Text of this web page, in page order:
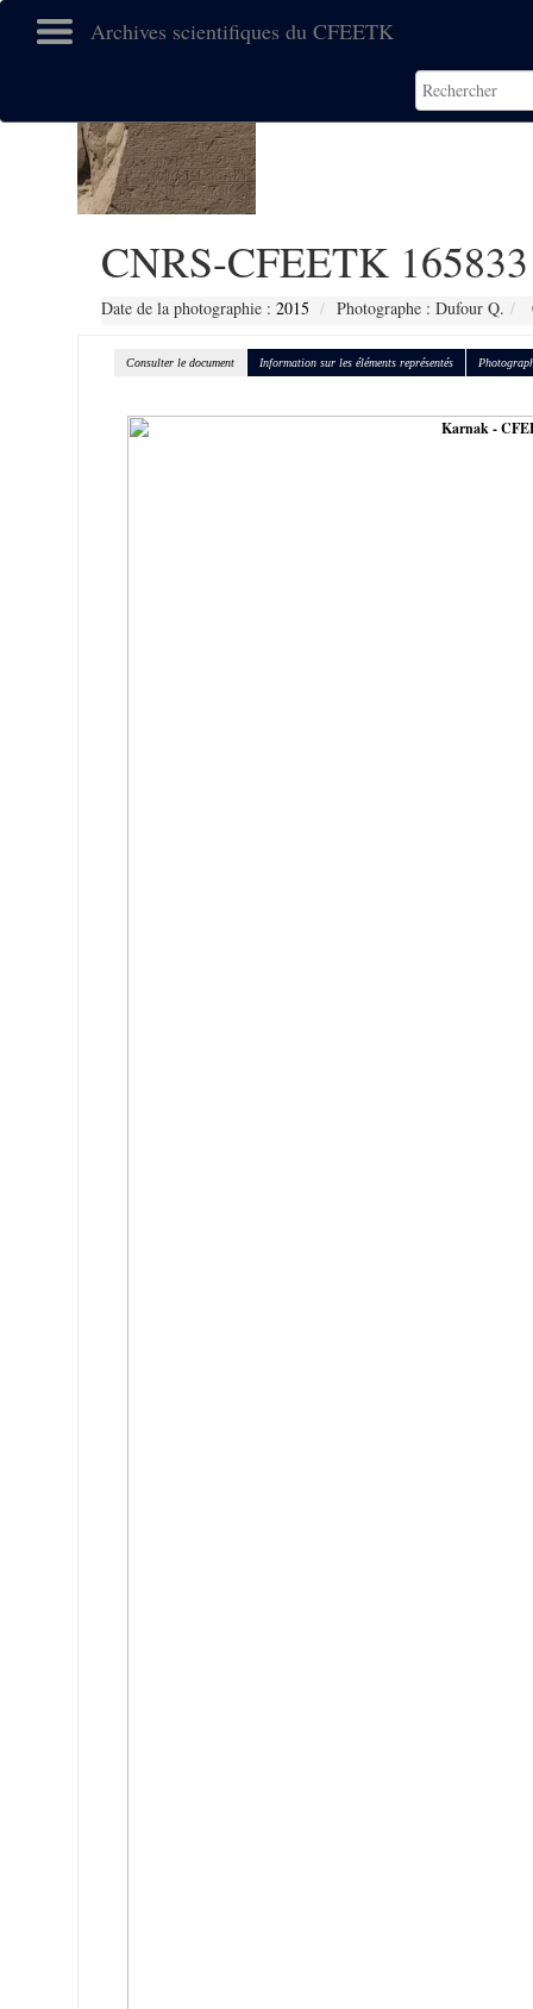
Archives scientifiques du CFEETK
CNRS-CFEETK 165833
Date de la photographie : 2015 Photographe : Dufour Q.
Consulter le document Information sur les éléments représentés